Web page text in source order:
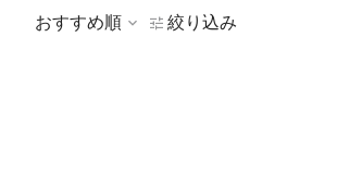
おすすめ順 絞り込み